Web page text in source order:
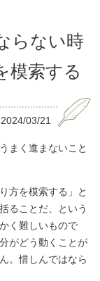
らない時
模索する
2024/03/21
まく進まないこと
方を模索する」と
ることだ、という
く難しいもので
がどう動くことが
。惜しんではなら